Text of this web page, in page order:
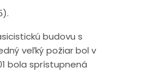
budovu s
veľký požiar bol v
bola sprístupnená